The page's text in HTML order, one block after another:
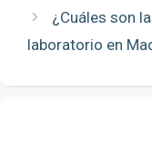
¿Cuáles son
laboratorio en